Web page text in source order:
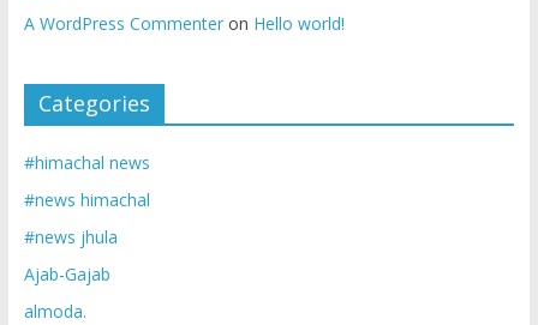
A WordPress Commenteron Hello world!
Categories
#himachal news
#news himachal
#news jhula
Ajab-Gajab
almoda.